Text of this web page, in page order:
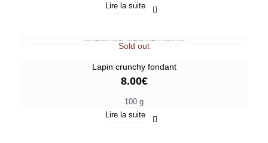
Lire la suite
Sold out
Lapin crunchy fondant
8.00€
100 g
Lire la suite